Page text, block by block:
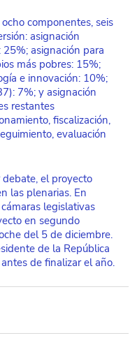
componentes, seis
asignación
asignación para
más pobres: 15%;
e innovación: 10%;
7%; y asignación
restantes
fiscalización,
evaluación
el proyecto
las plenarias. En
legislativas
en segundo
del 5 de diciembre.
de la República
de finalizar el año.